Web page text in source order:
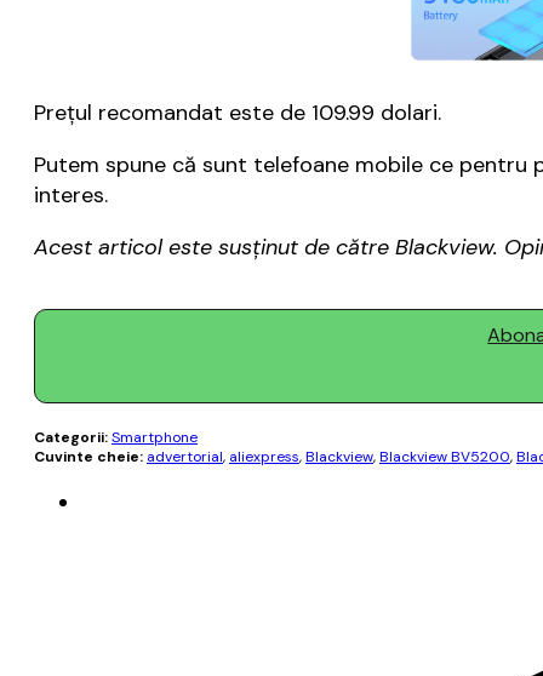
Prețul recomandat este de 109.99 dolari.
Putem spune că sunt telefoane mobile ce pentru
interes.
Acest articol este susținut de către Blackview.
Categorii:Smartphone
Cuvinte cheie: advertorial, aliexpress,Blackview,Blackview BV5200,